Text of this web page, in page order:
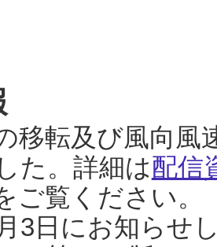
移転及び風向風
た。詳細は配信
ご覧ください。
3日にお知らせ